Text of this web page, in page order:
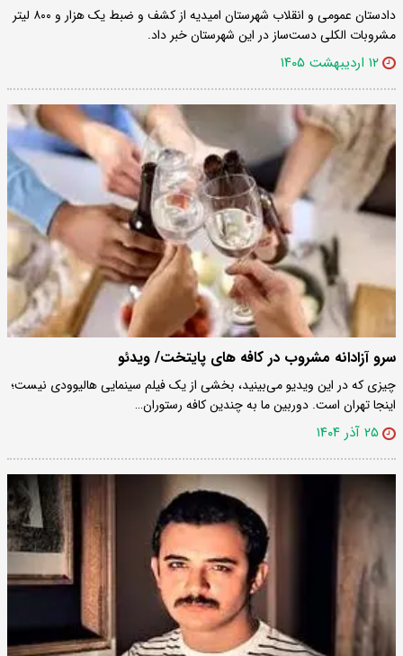
دادستان عمومی و انقلاب شهرستان امیدیه از کشف و ضبط یک هزار و ۸۰۰ لیتر
مشروبات الکلی دست‌ساز در این شهرستان خبر داد.
۱۲ اردیبهشت ۱۴۰۵
سرو آزادانه مشروب در کافه های پایتخت/ ویدئو
چیزی که در این ویدیو می‌بینید، بخشی از یک فیلم سینمایی هالیوودی نیست؛
اینجا تهران است. دوربین ما به چندین کافه رستوران…
۲۵ آذر ۱۴۰۴